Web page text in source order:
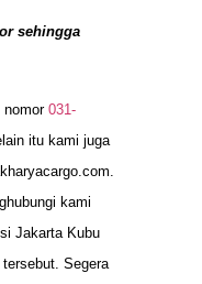
sehingga
nomor 031-
itu kami juga
kami
Jakarta Kubu
Segera